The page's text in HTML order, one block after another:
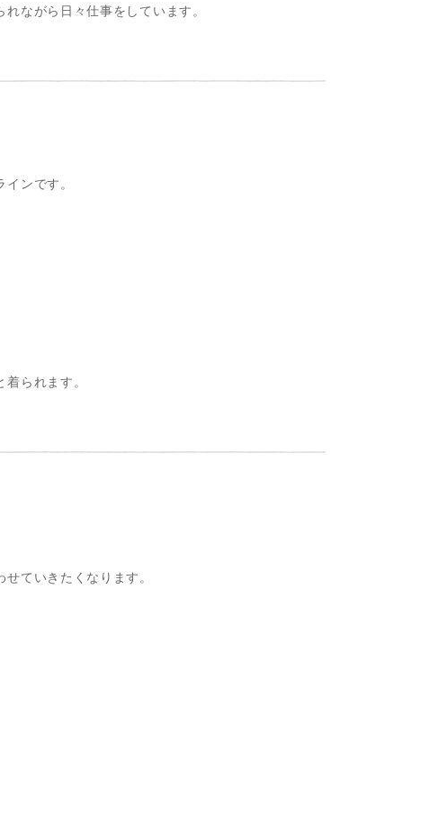
ながら日々仕事をしています。
ンです。
られます。
ていきたくなります。